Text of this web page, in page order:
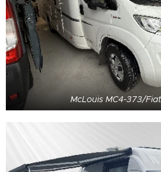
McLouis MC4-373/